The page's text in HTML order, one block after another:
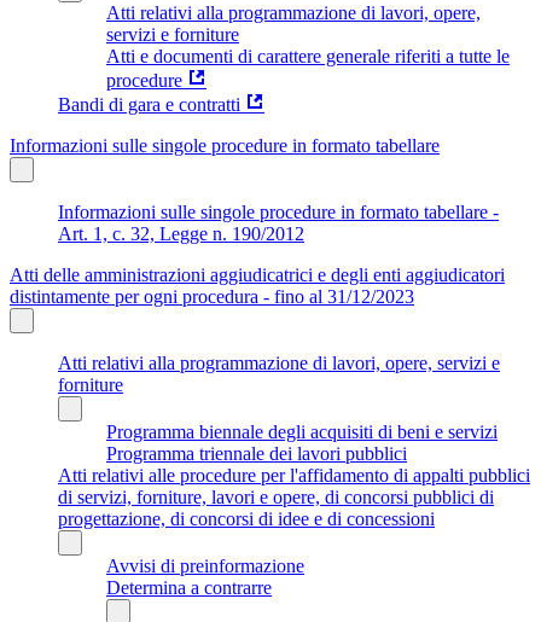
Atti relativi alla programmazione di lavori, opere,
servizi e forniture
Atti e documenti di carattere generale riferiti a tutte le
procedure
Bandi di gara e contratti
Informazioni sulle singole procedure in formato tabellare
Informazioni sulle singole procedure in formato tabellare -
Art. 1, c. 32, Legge n. 190/2012
Atti delle amministrazioni aggiudicatrici e degli enti aggiudicatori
distintamente per ogni procedura - fino al 31/12/2023
Atti relativi alla programmazione di lavori, opere, servizi e
forniture
Programma biennale degli acquisiti di beni e servizi
Programma triennale dei lavori pubblici
Atti relativi alle procedure per l'affidamento di appalti pubblici
di servizi, forniture, lavori e opere, di concorsi pubblici di
progettazione, di concorsi di idee e di concessioni
Avvisi di preinformazione
Determina a contrarre